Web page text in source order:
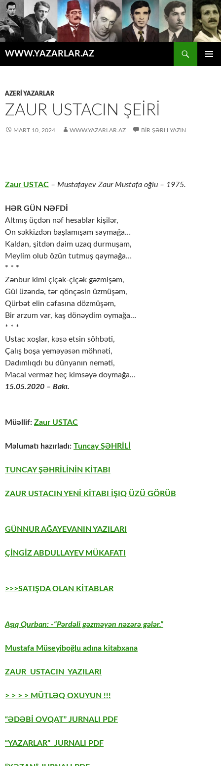
WWW.YAZARLAR.AZ
AZERİ YAZARLAR
ZAUR USTACIN ŞEİRİ
MART 10, 2024 WWW.YAZARLAR.AZ BIR ŞƏRH YAZIN
Zaur USTAC – Mustafayev Zaur Mustafa oğlu – 1975.
HƏR GÜN NƏFDİ
Altmış üçdən nəf hesablar kişilər,
On səkkizdən başlamışam saymağa…
Kaldan, şitdən daim uzaq durmuşam,
Meylim olub özün tutmuş qaymağa…
* * *
Zənbur kimi çiçək-çiçək gəzmişəm,
Gül üzəndə, tər qönçəsin üzmüşəm,
Qürbət elin cəfasına dözmüşəm,
Bir arzum var, kaş dönəydim oymağa…
* * *
Ustac xoşlar, kəsə etsin söhbəti,
Çalış boşa yeməyəsən möhnəti,
Dadımlıqdı bu dünyanın neməti,
Macal verməz heç kimsəyə doymağa…
15.05.2020 – Bakı.
Müəllif: Zaur USTAC
Məlumatı hazırladı: Tuncay ŞƏHRİLİ
TUNCAY ŞƏHRİLİNİN KİTABI
ZAUR USTACIN YENİ KİTABI İŞIQ ÜZÜ GÖRÜB
GÜNNUR AĞAYEVANIN YAZILARI
ÇİNGİZ ABDULLAYEV MÜKAFATI
>>>SATIŞDA OLAN KİTABLAR
Aşıq Qurban: -“Pərdəli gəzməyən nəzərə gələr.”
Mustafa Müseyiboğlu adına kitabxana
ZAUR USTACIN YAZILARI
> > > > MÜTLƏQ OXUYUN !!!
“ƏDƏBİ OVQAT” JURNALI PDF
“YAZARLAR” JURNALI PDF